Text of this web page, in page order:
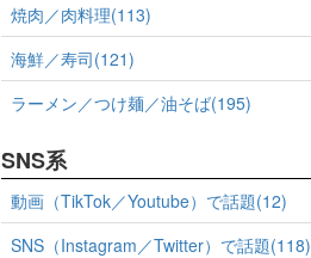
焼肉／肉料理(113)
海鮮／寿司(121)
ラーメン／つけ麺／油そば(195)
SNS系
動画（TikTok／Youtube）で話題(12)
SNS（Instagram／Twitter）で話題(118)